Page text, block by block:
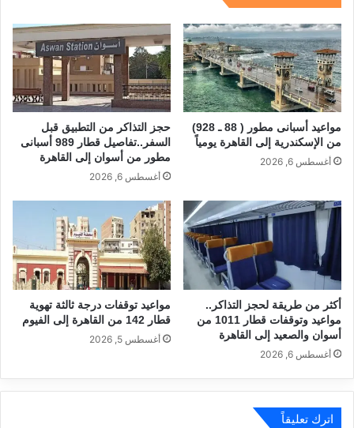
مواعيد أسبانى مطور ( 88 ـ 928)
من الإسكندرية إلى القاهرة يومياً
أغسطس 6, 2026
حجز التذاكر من التطبيق قبل
السفر..تفاصيل قطار 989 أسبانى
مطور من أسوان إلى القاهرة
أغسطس 6, 2026
أكثر من طريقة لحجز التذاكر..
مواعيد وتوقفات قطار 1011 من
أسوان والصعيد إلى القاهرة
أغسطس 6, 2026
مواعيد توقفات درجة ثالثة تهوية
قطار 142 من القاهرة إلى الفيوم
أغسطس 5, 2026
اترك تعليقاً